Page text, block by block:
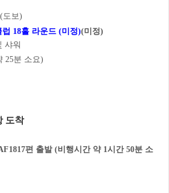
도보)
18홀 라운드 (미정)(미정)
샤워
25분 소요)
도착
편 출발 (비행시간 약 1시간 50분 소